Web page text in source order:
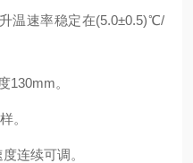
温速率稳定在(5.0±0.5)℃/
130mm。
。
连续可调。